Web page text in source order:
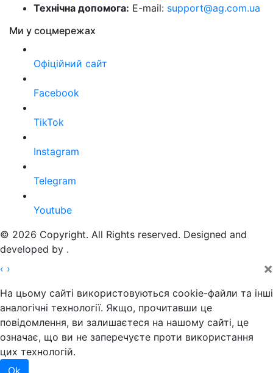
Технічна допомога: E-mail: support@ag.com.ua
Ми у соцмережах
Офіційний сайт
Facebook
TikTok
Instagram
Telegram
Youtube
© 2026 Copyright. All Rights reserved. Designed and
developed by .
‹ › ×
На цьому сайті використовуються cookie-файли та інші
аналогічні технології. Якщо, прочитавши це
повідомлення, ви залишаєтеся на нашому сайті, це
означає, що ви не заперечуєте проти використання
цих технологій.
Ok